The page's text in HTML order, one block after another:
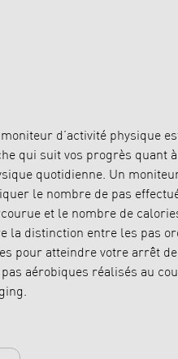
d’activité physique
qui suit vos progrès quant
quotidienne. Un
le nombre de pas
et le nombre de
la distinction entre les pas
pour atteindre votre arrêt
aérobiques réalisés au